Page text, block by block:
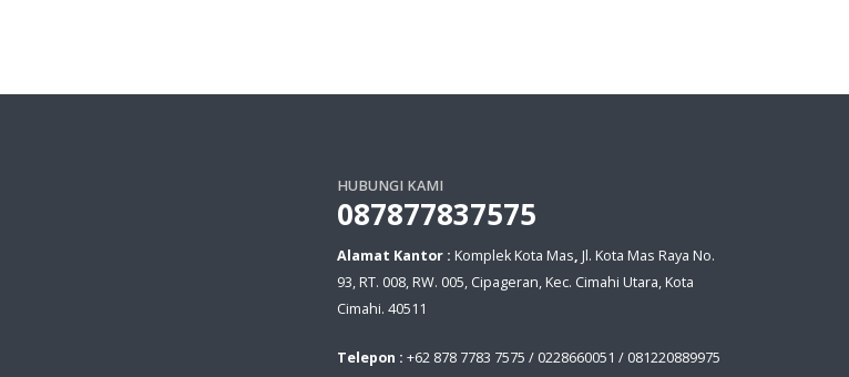
HUBUNGI KAMI
087877837575
Alamat Kantor : Komplek Kota Mas, Jl. Kota Mas Raya No.
93, RT. 008, RW. 005, Cipageran, Kec. Cimahi Utara, Kota
Cimahi. 40511
Telepon : +62 878 7783 7575 / 0228660051 / 081220889975